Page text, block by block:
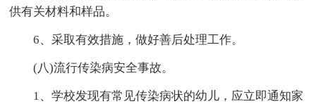
供有关材料和样品。
6、采取有效措施，做好善后处理工作。
(八)流行传染病安全事故。
1、学校发现有常见传染病状的幼儿，应立即通知家